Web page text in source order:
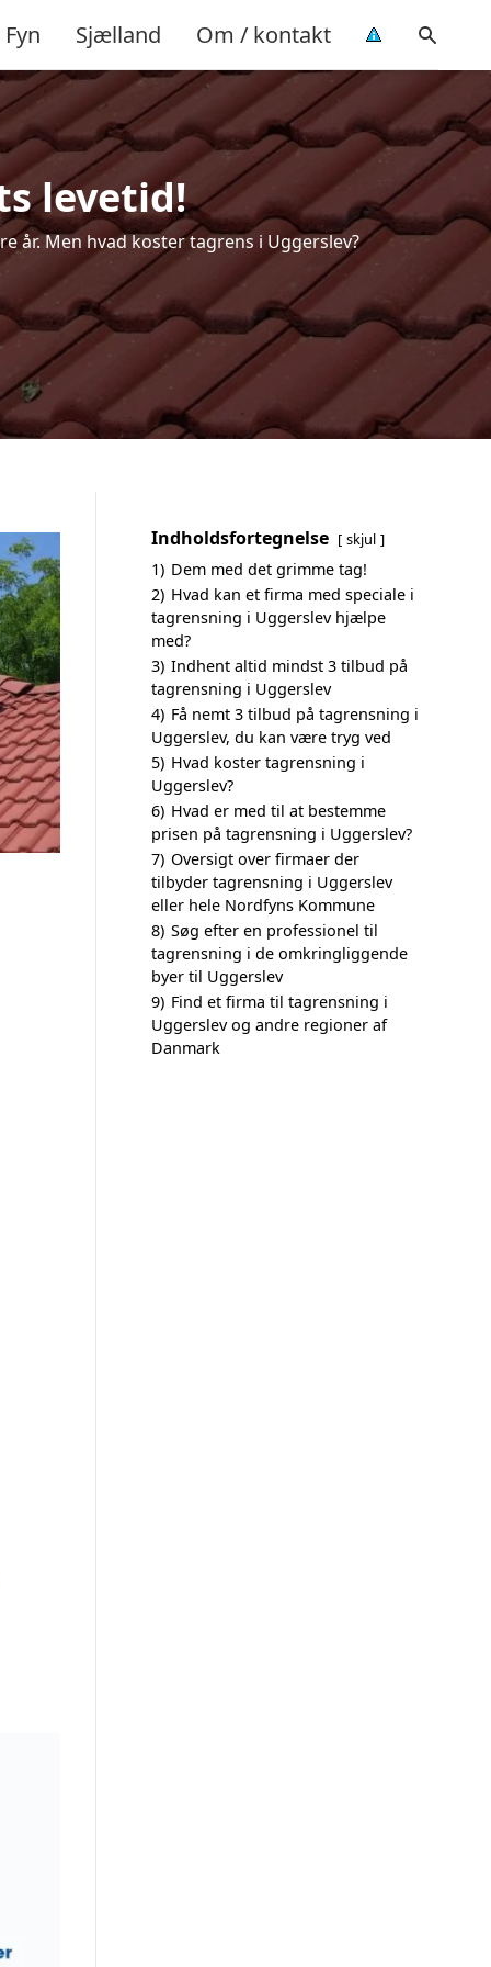
Fyn Sjælland Om / kontakt
levetid!
år. Men hvad koster tagrens i Uggerslev?
Indholdsfortegnelse skjul
1) Dem med det grimme tag!
2) Hvad kan et firma med speciale i
tagrensning i Uggerslev hjælpe
med?
3) Indhent altid mindst 3 tilbud på
tagrensning i Uggerslev
4) Få nemt 3 tilbud på tagrensning i
Uggerslev, du kan være tryg ved
5) Hvad koster tagrensning i
Uggerslev?
6) Hvad er med til at bestemme
prisen på tagrensning i Uggerslev?
7) Oversigt over firmaer der
tilbyder tagrensning i Uggerslev
eller hele Nordfyns Kommune
8) Søg efter en professionel til
tagrensning i de omkringliggende
byer til Uggerslev
9) Find et firma til tagrensning i
Uggerslev og andre regioner af
Danmark